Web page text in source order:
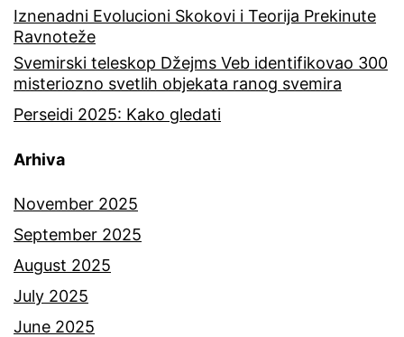
Iznenadni Evolucioni Skokovi i Teorija Prekinute
Ravnoteže
Svemirski teleskop Džejms Veb identifikovao 300
misteriozno svetlih objekata ranog svemira
Perseidi 2025: Kako gledati
Arhiva
November 2025
September 2025
August 2025
July 2025
June 2025